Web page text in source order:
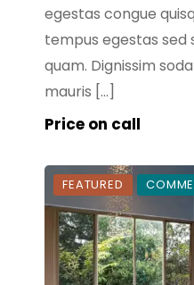
egestas congue
tempus egestas sed
quam. Dignissim
mauris […]
Price on call
FEATURED